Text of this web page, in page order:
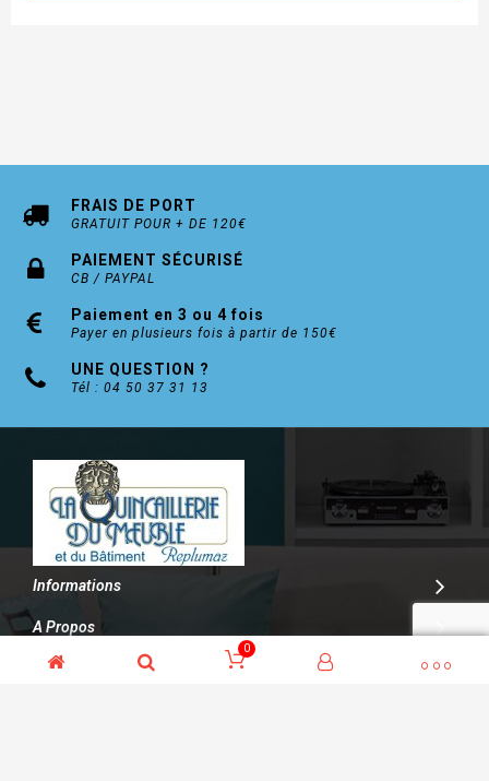
FRAIS DE PORT
GRATUIT POUR + DE 120€
PAIEMENT SÉCURISÉ
CB / PAYPAL
Paiement en 3 ou 4 fois
Payer en plusieurs fois à partir de 150€
UNE QUESTION ?
Tél : 04 50 37 31 13
Informations
A Propos
Contact
0